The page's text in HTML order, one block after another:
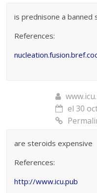
is prednisone a
References:
el 30
are steroids expensive
References:
http://www.icu.pub